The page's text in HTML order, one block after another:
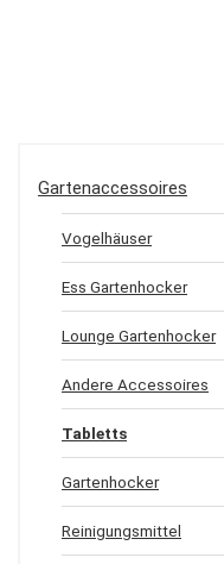
Gartenaccessoires
Vogelhäuser
Ess Gartenhocker
Lounge Gartenhocker
Andere Accessoires
Tabletts
Gartenhocker
Reinigungsmittel